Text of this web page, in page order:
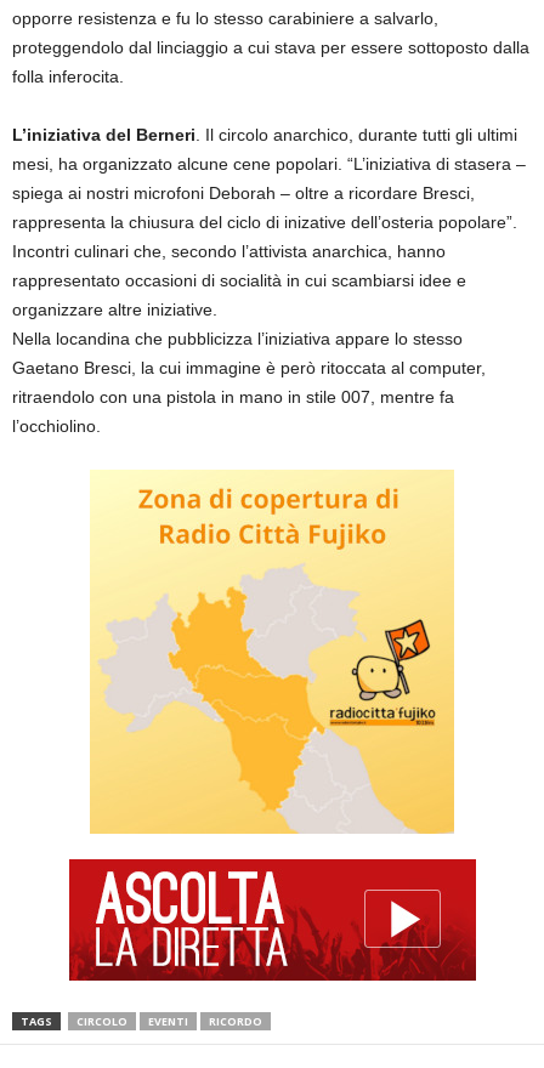
opporre resistenza e fu lo stesso carabiniere a salvarlo,
proteggendolo dal linciaggio a cui stava per essere sottoposto dalla
folla inferocita.
L’iniziativa del Berneri . Il circolo anarchico, durante tutti gli ultimi
mesi, ha organizzato alcune cene popolari. “L’iniziativa di stasera –
spiega ai nostri microfoni Deborah – oltre a ricordare Bresci,
rappresenta la chiusura del ciclo di inizative dell’osteria popolare”.
Incontri culinari che, secondo l’attivista anarchica, hanno
rappresentato occasioni di socialità in cui scambiarsi idee e
organizzare altre iniziative.
Nella locandina che pubblicizza l’iniziativa appare lo stesso
Gaetano Bresci, la cui immagine è però ritoccata al computer,
ritraendolo con una pistola in mano in stile 007, mentre fa
l’occhiolino.
TAGS CIRCOLO EVENTI RICORDO